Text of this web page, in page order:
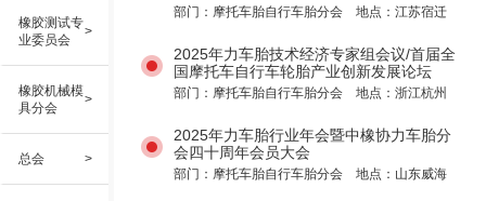
橡胶测试专
业委员会
>
橡胶机械模
具分会
>
总会 >
部门：摩托车胎自行车胎分会 地点：江苏宿迁
2025年力车胎技术经济专家组会议/首届全
国摩托车自行车轮胎产业创新发展论坛
部门：摩托车胎自行车胎分会 地点：浙江杭州
2025年力车胎行业年会暨中橡协力车胎分
会四十周年会员大会
部门：摩托车胎自行车胎分会 地点：山东威海